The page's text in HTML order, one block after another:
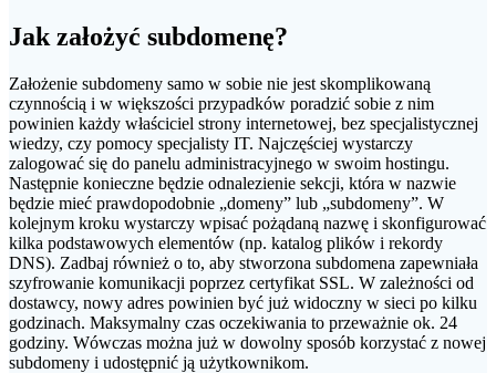
Jak założyć subdomenę?
Założenie subdomeny samo w sobie nie jest skomplikowaną
czynnością i w większości przypadków poradzić sobie z nim
powinien każdy właściciel strony internetowej, bez specjalistycznej
wiedzy, czy pomocy specjalisty IT. Najczęściej wystarczy
zalogować się do panelu administracyjnego w swoim hostingu.
Następnie konieczne będzie odnalezienie sekcji, która w nazwie
będzie mieć prawdopodobnie „domeny” lub „subdomeny”. W
kolejnym kroku wystarczy wpisać pożądaną nazwę i skonfigurować
kilka podstawowych elementów (np. katalog plików i rekordy
DNS). Zadbaj również o to, aby stworzona subdomena zapewniała
szyfrowanie komunikacji poprzez certyfikat SSL. W zależności od
dostawcy, nowy adres powinien być już widoczny w sieci po kilku
godzinach. Maksymalny czas oczekiwania to przeważnie ok. 24
godziny. Wówczas można już w dowolny sposób korzystać z nowej
subdomeny i udostępnić ją użytkownikom.